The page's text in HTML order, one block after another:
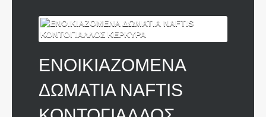
ΕΝΟΙΚΙΑΖΟΜΕΝΑ
ΔΩΜΑΤΙΑ NAFTIS